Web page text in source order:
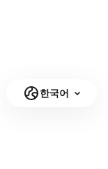
한국어